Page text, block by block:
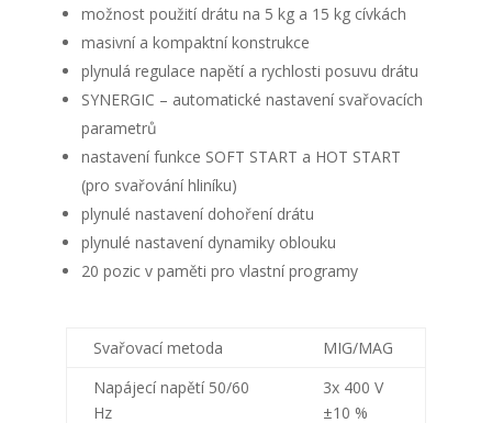
možnost použití drátu na 5 kg a 15 kg cívkách
masivní a kompaktní konstrukce
plynulá regulace napětí a rychlosti posuvu drátu
SYNERGIC – automatické nastavení svařovacích
parametrů
nastavení funkce SOFT START a HOT START
(pro svařování hliníku)
plynulé nastavení dohoření drátu
plynulé nastavení dynamiky oblouku
20 pozic v paměti pro vlastní programy
Svařovací metoda
MIG/MAG
Napájecí napětí 50/60
Hz
3x 400 V
±10 %